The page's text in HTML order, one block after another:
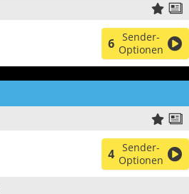
6 Sender-
Optionen
4 Sender-
Optionen